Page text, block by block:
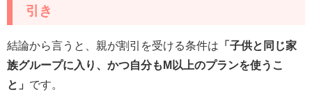
引き
結論から言うと、親が割引を受ける条件は 「子供と同じ家
族グループに入り、かつ自分もM以上のプランを使うこ
と」 です。